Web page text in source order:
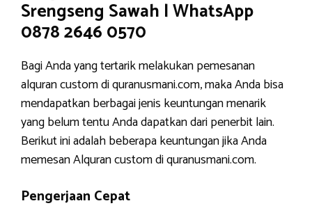
Srengseng Sawah | WhatsApp
0878 2646 0570
Bagi Anda yang tertarik melakukan pemesanan
alquran custom di quranusmani.com, maka Anda bisa
mendapatkan berbagai jenis keuntungan menarik
yang belum tentu Anda dapatkan dari penerbit lain.
Berikut ini adalah beberapa keuntungan jika Anda
memesan Alquran custom di quranusmani.com.
Pengerjaan Cepat